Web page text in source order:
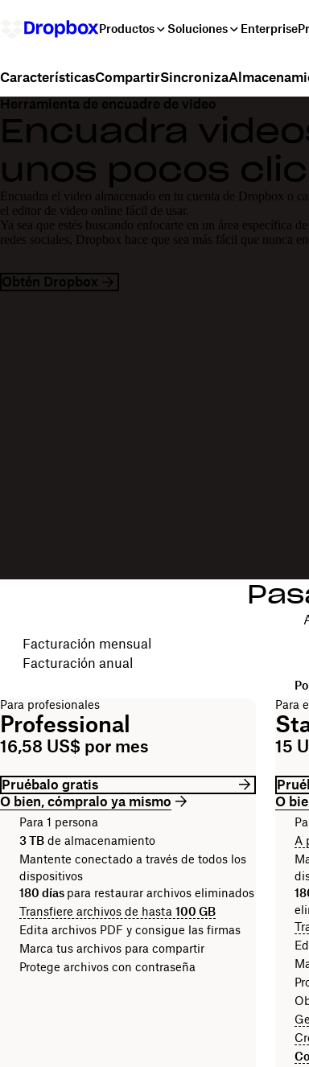
Productos Soluciones Enterprise
CaracterísticasCompartirSincroniza
Herramienta de encuadre de video
Encuadra
unos pocos
Encuadra el video almacenado en tu cuenta de Dropbox o
el editor de video online fácil de usar.
Ya sea que estés buscando enfocarte en un área específica
redes sociales, Dropbox hace que sea más fácil que nunca
Obtén Dropbox
Selecciona un ciclo de facturación
Facturación mensual
Facturación anual
Para profesionales
Professional
16,58 US$ por mes
Pruébalo gratis
O bien, cómpralo ya mismo
Para 1 persona
3 TB de almacenamiento
Mantente conectado a través de todos los
dispositivos
180 días para restaurar archivos eliminados
Transfiere archivos de hasta 100 GB
Edita archivos PDF y consigue las firmas
Marca tus archivos para compartir
Protege archivos con contraseña
Para
15
O
A